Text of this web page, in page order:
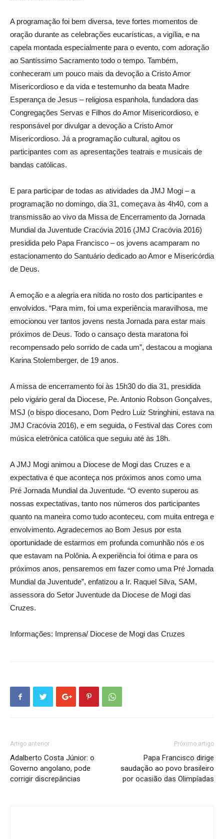
A programação foi bem diversa, teve fortes momentos de
oração durante as celebrações eucarísticas, a vigília, e na
capela montada especialmente para o evento, com adoração
ao Santíssimo Sacramento todo o tempo. Também,
conheceram um pouco mais da devoção a Cristo Amor
Misericordioso e da vida e testemunho da beata Madre
Esperança de Jesus – religiosa espanhola, fundadora das
Congregações Servas e Filhos do Amor Misericordioso, e
responsável por divulgar a devoção a Cristo Amor
Misericordioso. Já a programação cultural, agitou os
participantes com as apresentações teatrais e musicais de
bandas católicas.
E para participar de todas as atividades da JMJ Mogi – a
programação no domingo, dia 31, começava às 4h40, com a
transmissão ao vivo da Missa de Encerramento da Jornada
Mundial da Juventude Cracóvia 2016 (JMJ Cracóvia 2016)
presidida pelo Papa Francisco – os jovens acamparam no
estacionamento do Santuário dedicado ao Amor e Misericórdia
de Deus.
A emoção e a alegria era nítida no rosto dos participantes e
envolvidos. “Para mim, foi uma experiência maravilhosa, me
emocionou ver tantos jovens nesta Jornada para estar mais
próximos de Deus. Todo o cansaço desta maratona foi
recompensado pelo sorrido de cada um”, destacou a mogiana
Karina Stolemberger, de 19 anos.
A missa de encerramento foi às 15h30 do dia 31, presidida
pelo vigário geral da Diocese, Pe. Antonio Robson Gonçalves,
MSJ (o bispo diocesano, Dom Pedro Luiz Stringhini, estava na
JMJ Cracóvia 2016), e em seguida, o Festival das Cores com
música eletrônica católica que seguiu até às 18h.
A JMJ Mogi animou a Diocese de Mogi das Cruzes e a
expectativa é que aconteça nos próximos anos como uma
Pré Jornada Mundial da Juventude. “O evento superou as
nossas expectativas, tanto nos números dos participantes
quanto na maneira como tudo aconteceu, com muita entrega e
envolvimento. Agradecemos ao Bom Jesus por esta
oportunidade de estarmos em profunda comunhão nós e os
que estavam na Polônia. A experiência foi ótima e para os
próximos anos, pensaremos em fazer como uma Pré Jornada
Mundial da Juventude”, enfatizou a Ir. Raquel Silva, SAM,
assessora do Setor Juventude da Diocese de Mogi das
Cruzes.
Informações: Imprensa/ Diocese de Mogi das Cruzes
Artigo anterior
Adalberto Costa Júnior: o
Governo angolano, pode
corrigir discrepâncias
Próximo artigo
Papa Francisco dirige
saudação ao povo brasileiro
por ocasião das Olimpíadas